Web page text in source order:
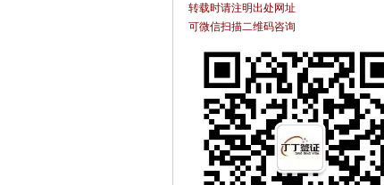
转载时请注明出处网址
可微信扫描二维码咨询